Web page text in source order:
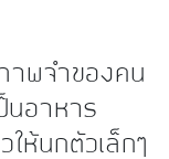
พจำของคน
นอาหาร
ให้นกตัวเล็กๆ